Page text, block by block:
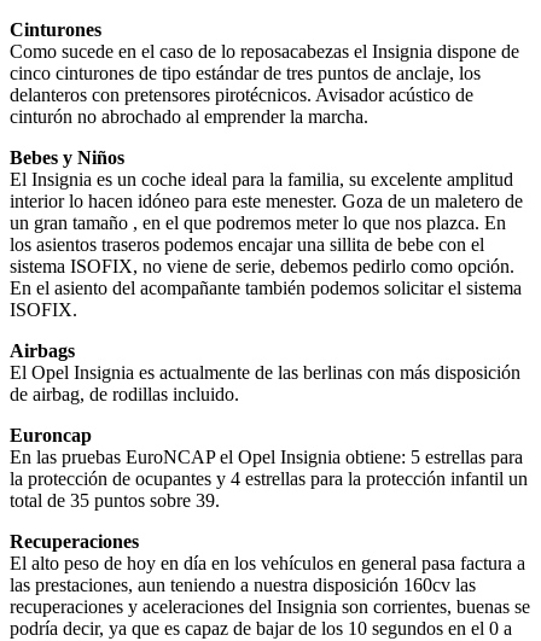
Cinturones
Como sucede en el caso de lo reposacabezas el Insignia dispone de
cinco cinturones de tipo estándar de tres puntos de anclaje, los
delanteros con pretensores pirotécnicos. Avisador acústico de
cinturón no abrochado al emprender la marcha.
Bebes y Niños
El Insignia es un coche ideal para la familia, su excelente amplitud
interior lo hacen idóneo para este menester. Goza de un maletero de
un gran tamaño , en el que podremos meter lo que nos plazca. En
los asientos traseros podemos encajar una sillita de bebe con el
sistema ISOFIX, no viene de serie, debemos pedirlo como opción.
En el asiento del acompañante también podemos solicitar el sistema
ISOFIX.
Airbags
El Opel Insignia es actualmente de las berlinas con más disposición
de airbag, de rodillas incluido.
Euroncap
En las pruebas EuroNCAP el Opel Insignia obtiene: 5 estrellas para
la protección de ocupantes y 4 estrellas para la protección infantil un
total de 35 puntos sobre 39.
Recuperaciones
El alto peso de hoy en día en los vehículos en general pasa factura a
las prestaciones, aun teniendo a nuestra disposición 160cv las
recuperaciones y aceleraciones del Insignia son corrientes, buenas se
podría decir, ya que es capaz de bajar de los 10 segundos en el 0 a